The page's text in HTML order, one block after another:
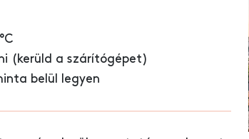
(kerüld a szárítógépet)
belül legyen